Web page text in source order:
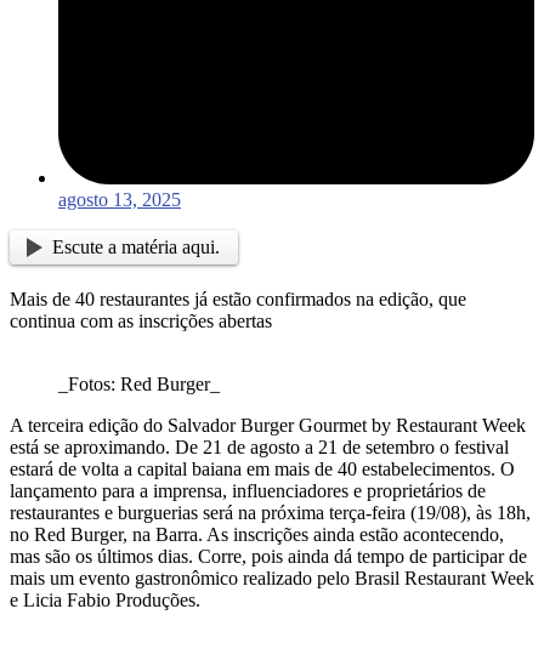
agosto 13, 2025
Escute a matéria aqui.
Mais de 40 restaurantes já estão confirmados na edição, que
continua com as inscrições abertas
_Fotos: Red Burger_
A terceira edição do Salvador Burger Gourmet by Restaurant Week
está se aproximando. De 21 de agosto a 21 de setembro o festival
estará de volta a capital baiana em mais de 40 estabelecimentos. O
lançamento para a imprensa, influenciadores e proprietários de
restaurantes e burguerias será na próxima terça-feira (19/08), às 18h,
no Red Burger, na Barra. As inscrições ainda estão acontecendo,
mas são os últimos dias. Corre, pois ainda dá tempo de participar de
mais um evento gastronômico realizado pelo Brasil Restaurant Week
e Licia Fabio Produções.